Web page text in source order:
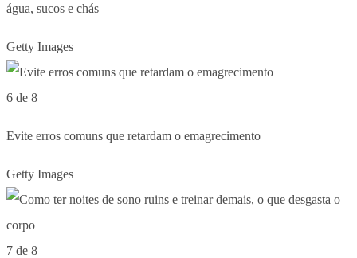
água, sucos e chás
Getty Images
6 de 8
Evite erros comuns que retardam o emagrecimento
Getty Images
7 de 8